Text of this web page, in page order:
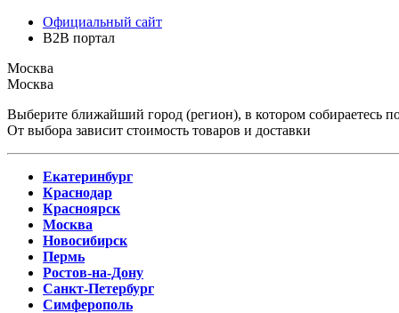
Официальный сайт
B2B портал
Москва
Москва
Выберите ближайший город (регион), в котором собираетесь
От выбора зависит стоимость товаров и доставки
Екатеринбург
Краснодар
Красноярск
Москва
Новосибирск
Пермь
Ростов-на-Дону
Санкт-Петербург
Симферополь